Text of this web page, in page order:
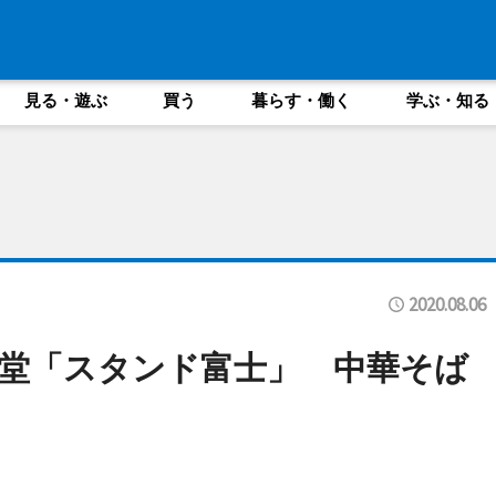
見る・遊ぶ 買う 暮らす・働く 学ぶ・知る
2020.08.06
「スタンド富士」 中華そば